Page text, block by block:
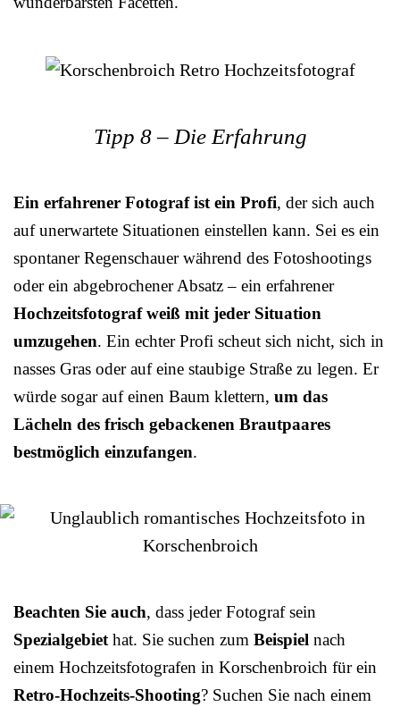
Tipp 8 – Die Erfahrung
Ein erfahrener Fotograf ist ein Profi, der sich auch
auf unerwartete Situationen einstellen kann. Sei es ein
spontaner Regenschauer während des Fotoshootings
oder ein abgebrochener Absatz – ein erfahrener
Hochzeitsfotograf weiß mit jeder Situation
umzugehen. Ein echter Profi scheut sich nicht, sich in
nasses Gras oder auf eine staubige Straße zu legen. Er
würde sogar auf einen Baum klettern, um das
Lächeln des frisch gebackenen Brautpaares
bestmöglich einzufangen.
Beachten Sie auch, dass jeder Fotograf sein
Spezialgebiet hat. Sie suchen zum Beispiel nach
einem Hochzeitsfotografen in Korschenbroich für ein
Retro-Hochzeits-Shooting? Suchen Sie nach einem